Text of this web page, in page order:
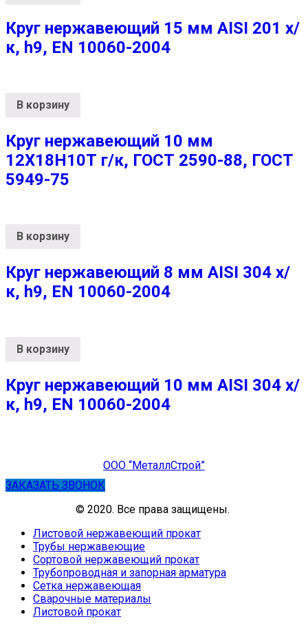
Круг нержавеющий 15 мм AISI 201 х/
к, h9, EN 10060-2004
В корзину
Круг нержавеющий 10 мм
12Х18Н10Т г/к, ГОСТ 2590-88, ГОСТ
5949-75
В корзину
Круг нержавеющий 8 мм AISI 304 х/
к, h9, EN 10060-2004
В корзину
Круг нержавеющий 10 мм AISI 304 х/
к, h9, EN 10060-2004
ООО “МеталлСтрой”
ЗАКАЗАТЬ ЗВОНОК
© 2020. Все права защищены.
Листовой нержавеющий прокат
Трубы нержавеющие
Сортовой нержавеющий прокат
Трубопроводная и запорная арматура
Сетка нержавеющая
Сварочные материалы
Листовой прокат